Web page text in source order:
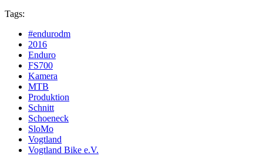
Tags:
#endurodm
2016
Enduro
FS700
Kamera
MTB
Produktion
Schnitt
Schoeneck
SloMo
Vogtland
Vogtland Bike e.V.